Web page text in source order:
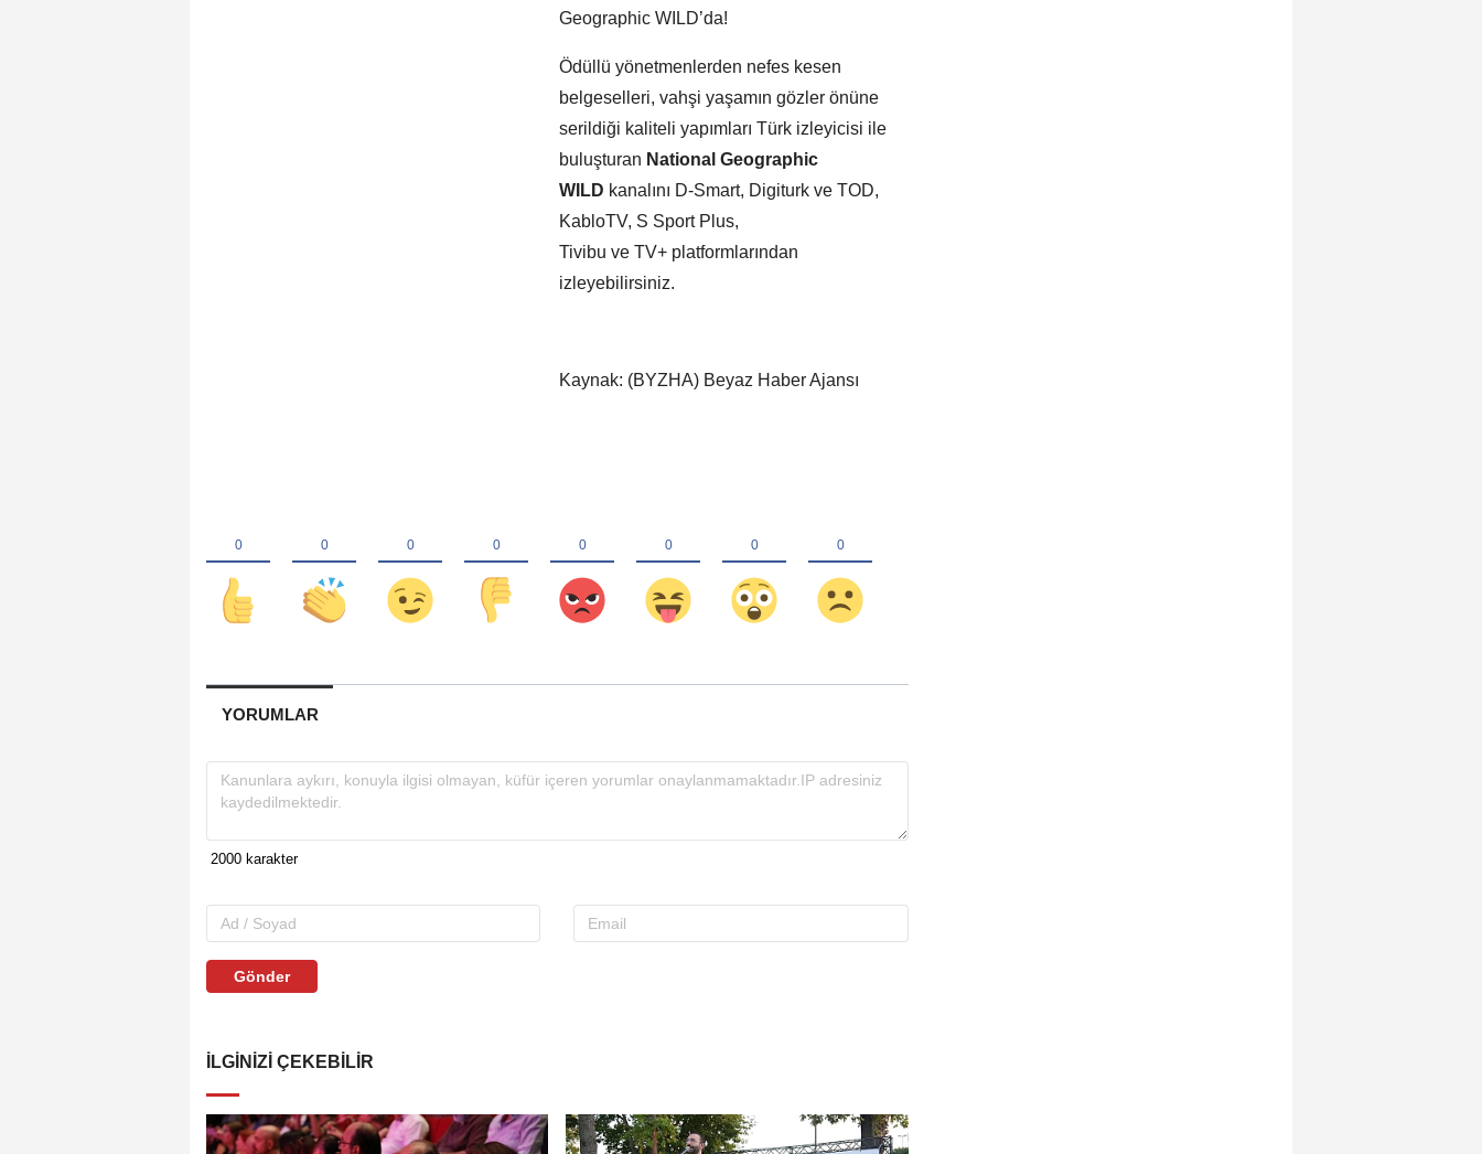
Geographic WILD’da!
Ödüllü yönetmenlerden nefes kesen
belgeselleri, vahşi yaşamın gözler önüne
serildiği kaliteli yapımları Türk izleyicisi ile
buluşturan National Geographic
WILD kanalını D-Smart, Digiturk ve TOD,
KabloTV, S Sport Plus,
Tivibu ve TV+ platformlarından
izleyebilirsiniz.
Kaynak: (BYZHA) Beyaz Haber Ajansı
YORUMLAR
Gönder
İLGINIZI ÇEKEBILIR